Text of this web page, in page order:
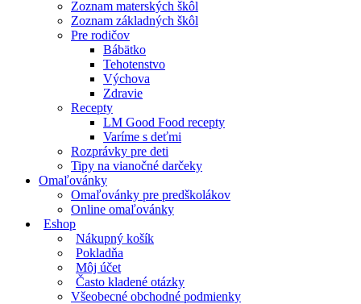
Zoznam materských škôl
Zoznam základných škôl
Pre rodičov
Bábätko
Tehotenstvo
Výchova
Zdravie
Recepty
LM Good Food recepty
Varíme s deťmi
Rozprávky pre deti
Tipy na vianočné darčeky
Omaľovánky
Omaľovánky pre predškolákov
Online omaľovánky
Eshop
Nákupný košík
Pokladňa
Môj účet
Často kladené otázky
Všeobecné obchodné podmienky